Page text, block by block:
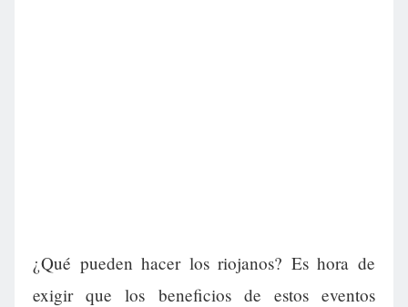
¿Qué pueden hacer los riojanos? Es hora de
exigir que los beneficios de estos eventos